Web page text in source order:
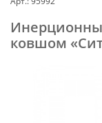
ковшом